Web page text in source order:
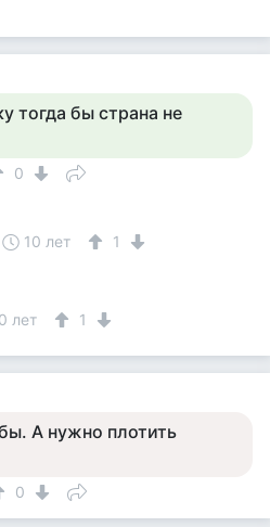
тогда бы страна не
0
10 лет 1
лет 1
А нужно плотить
0